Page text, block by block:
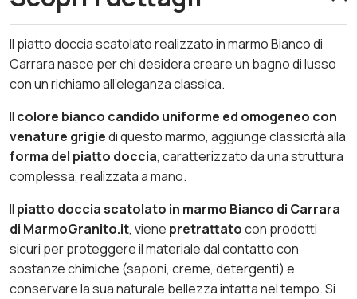
Il piatto doccia scatolato realizzato in marmo Bianco di
Carrara nasce per chi desidera creare un bagno di lusso
con un richiamo all’eleganza classica.
Il colore bianco candido uniforme ed omogeneo con
venature grigiedi questo marmo, aggiunge classicità alla
forma del piatto doccia, caratterizzato da una struttura
complessa, realizzata a mano.
Il piatto doccia scatolato in marmo Bianco di Carrara
di MarmoGranito.it, viene pretrattatocon prodotti
sicuri per proteggere il materiale dal contatto con
sostanze chimiche (saponi, creme, detergenti) e
conservare la sua naturale bellezza intatta nel tempo. Si